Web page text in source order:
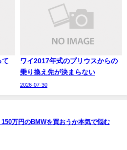
て
ワイ2017年式のプリウスからの
乗り換え先が決まらない
2026-07-30
150万円のBMWを買おうか本気で悩む